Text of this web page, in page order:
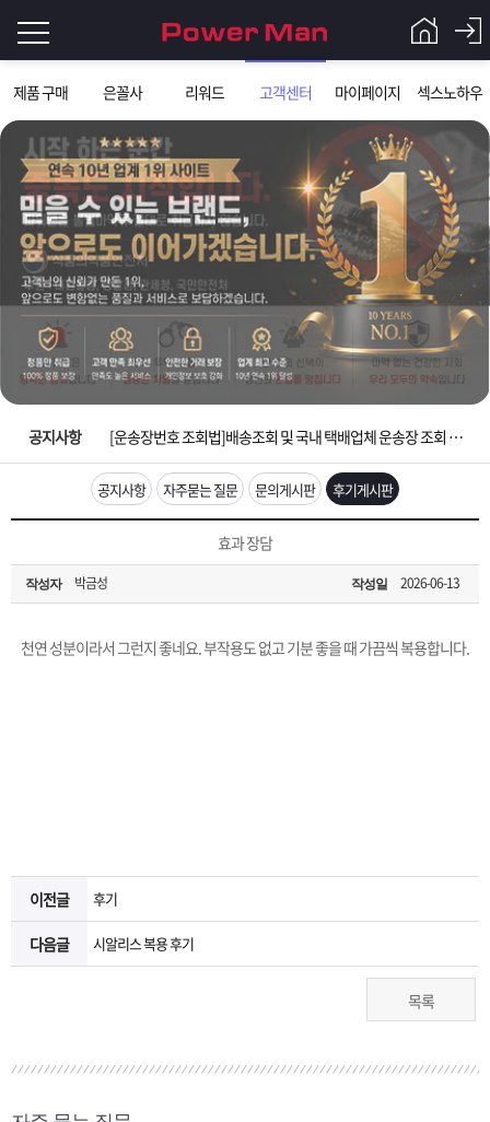
제품 구매 은꼴사 리워드 고객센터 마이페이지 섹스노하우
그
인
이
필
요
니
로
Q&A
파
워
맨
제
품
은
노
객
마
공지사항
입금확인이 안되는 상황을 대비해 꼭 입금후 고객센터 연락바랍니다.
[2026구정 연휴]설 연휴 배송 및 휴무 안내
[운송장번호 조회법]배송조회 및 국내 택배업체 운송장 조회 하는법
[ios앱 오픈]아이폰 고객 앱설치 가능합니다.
[무인택배함 이용 안내] 집 밖에 주소로 택배 받기
입금확인이 안되는 상황을 대비해 꼭 입금후 고객센터 연락바랍니다.
[2026구정 연휴]설 연휴 배송 및 휴무 안내
공지사항 자주묻는 질문 문의게시판 후기게시판
효과 장담
작성자 박금성 작성일 2026-06-13
천연 성분이라서 그런지 좋네요. 부작용도 없고 기분 좋을 때 가끔씩 복용합니다.
이전글 후기
다음글 시알리스 복용 후기
목록